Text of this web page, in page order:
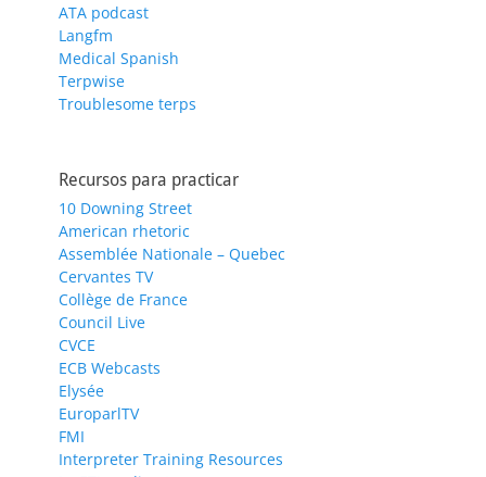
ATA podcast
Langfm
Medical Spanish
Terpwise
Troublesome terps
Recursos para practicar
10 Downing Street
American rhetoric
Assemblée Nationale – Quebec
Cervantes TV
Collège de France
Council Live
CVCE
ECB Webcasts
Elysée
EuroparlTV
FMI
Interpreter Training Resources